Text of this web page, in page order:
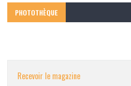
PHOTOTHÈQUE
Recevoir le magazine